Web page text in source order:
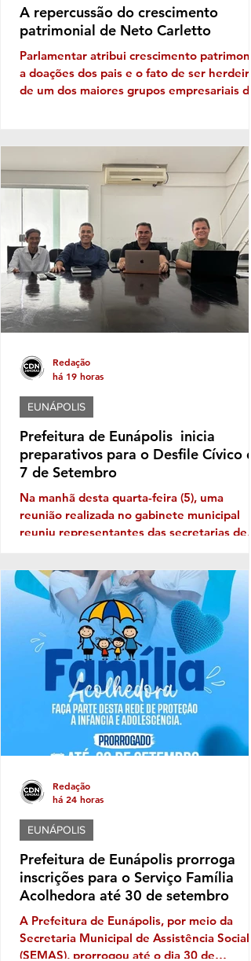
A repercussão do crescimento
patrimonial de Neto Carletto
Parlamentar atribui crescimento
a doações dos pais e o fato de ser herdeiro
de um dos maiores grupos empresariais da
pode isso! Carletinho, que diminuitivo só o
nome mesmo, afinal o nobre deputado
federal que era do PP e agora está no
patrimonial em 2022 de R$ 591,6 mil reais
para algo em torno de 34,3 milhões neste
ano
Prefeitura de Eunápolis inicia
preparativos para o Desfile Cívico
7 de Setembro
Na manhã desta quarta-feira (5), uma
reunião realizada no gabinete municipal
reuniu representantes das secretarias de
alinhar as primeiras ações voltadas à
organização do evento, incluindo aspectos
relacionados à logística, segurança,
estrutura e participação das instituições.
Neste ano, o desfile terá como tema
de Todos os Povos: Equidade, Memória e
Resistência", propondo uma reflexão
diversidade que constitui a identidade
EUNÁPOLIS
Redação
há 19 horas
Prefeitura de Eunápolis prorroga
inscrições para o Serviço Família
Acolhedora até 30 de setembro
A Prefeitura de Eunápolis, por meio da
Secretaria Municipal de Assistência Social
(SEMAS), prorrogou até o dia 30 de
EUNÁPOLIS
Redação
há 24 horas